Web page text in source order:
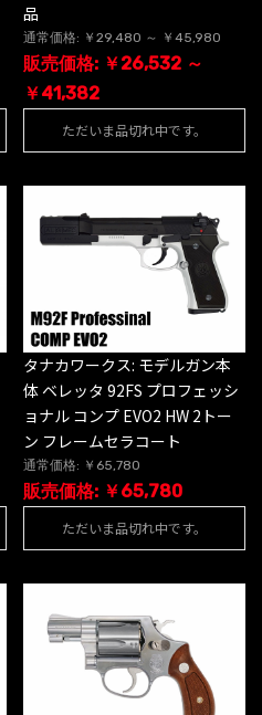
品
通常価格: ￥29,480 ～ ￥45,980
販売価格: ￥26,532 ～
￥41,382
ただいま品切れ中です。
タナカワークス: モデルガン本
体 ベレッタ 92FS プロフェッシ
ョナル コンプ EVO2 HW 2トー
ン フレームセラコート
通常価格: ￥65,780
販売価格: ￥65,780
ただいま品切れ中です。